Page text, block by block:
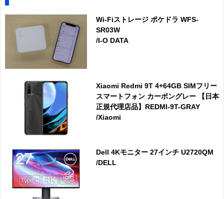
Wi-Fiストレージ ポケドラ WFS-
SR03W
/I-O DATA
Xiaomi Redmi 9T 4+64GB SIMフリー
スマートフォン カーボングレー 【日本
正規代理店品】REDMI-9T-GRAY
/Xiaomi
Dell 4Kモニター 27インチ U2720QM
/DELL